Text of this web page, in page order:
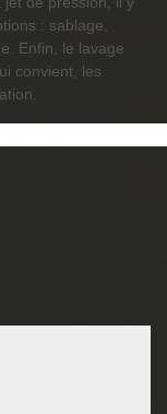
: sablage,
Enfin, le lavage
convient, les